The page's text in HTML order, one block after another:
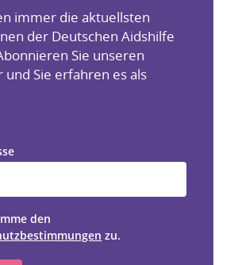
immer die aktuellsten
der Deutschen Aidshilfe
Sie unseren
Sie erfahren es als
den
zu.